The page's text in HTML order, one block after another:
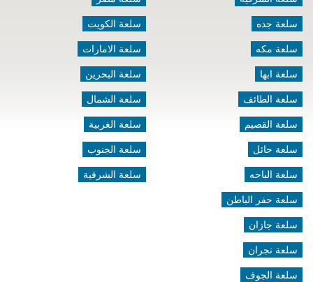
سلعة جده
سلعة مكه
سلعة ابها
سلعة الطائف
سلعة القصيم
سلعة حائل
سلعة الباحه
سلعة حفر الباطن
سلعة جازان
سلعة نجران
سلعة الجوف
سلعة الكويت
سلعة الامارات
سلعة البحرين
سلعة الشمال
سلعة الغربية
سلعة الجنوب
سلعة الشرقية